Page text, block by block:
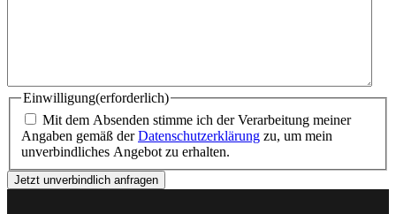
Einwilligung(erforderlich)
Mit dem Absenden stimme ich der Verarbeitung meiner
Angaben gemäß derDatenschutzerklärung zu, um mein
unverbindliches Angebot zu erhalten.